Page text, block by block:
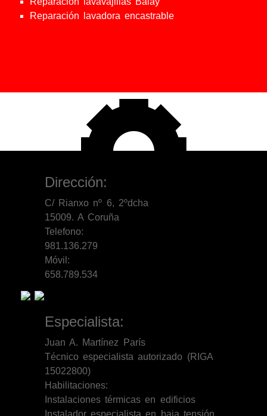
Reparación lavadora encastrable
Dirección:
C/ Rianxo nº 6, 2ºdcha
15009. A Coruña
Telefono:
981.136.279
Móvil:
658.789.534
Especialista:
Juan A. Martínez París
Técnico especialista autorizado (RIGA
15022800)
Habilitaciones:
Instalaciones térmicas en edificios
Instalador especialista en baja tensión.